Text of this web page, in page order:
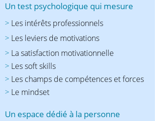
Un test psychologique qui mesure
> Les intérêts professionnels
> Les leviers de motivations
> La satisfaction motivationnelle
> Les soft skills
> Les champs de compétences et forces
> Le mindset
Un espace dédié à la personne